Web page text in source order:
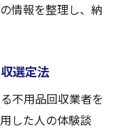
情報を整理し、納
選定法
不用品回収業者を
した人の体験談